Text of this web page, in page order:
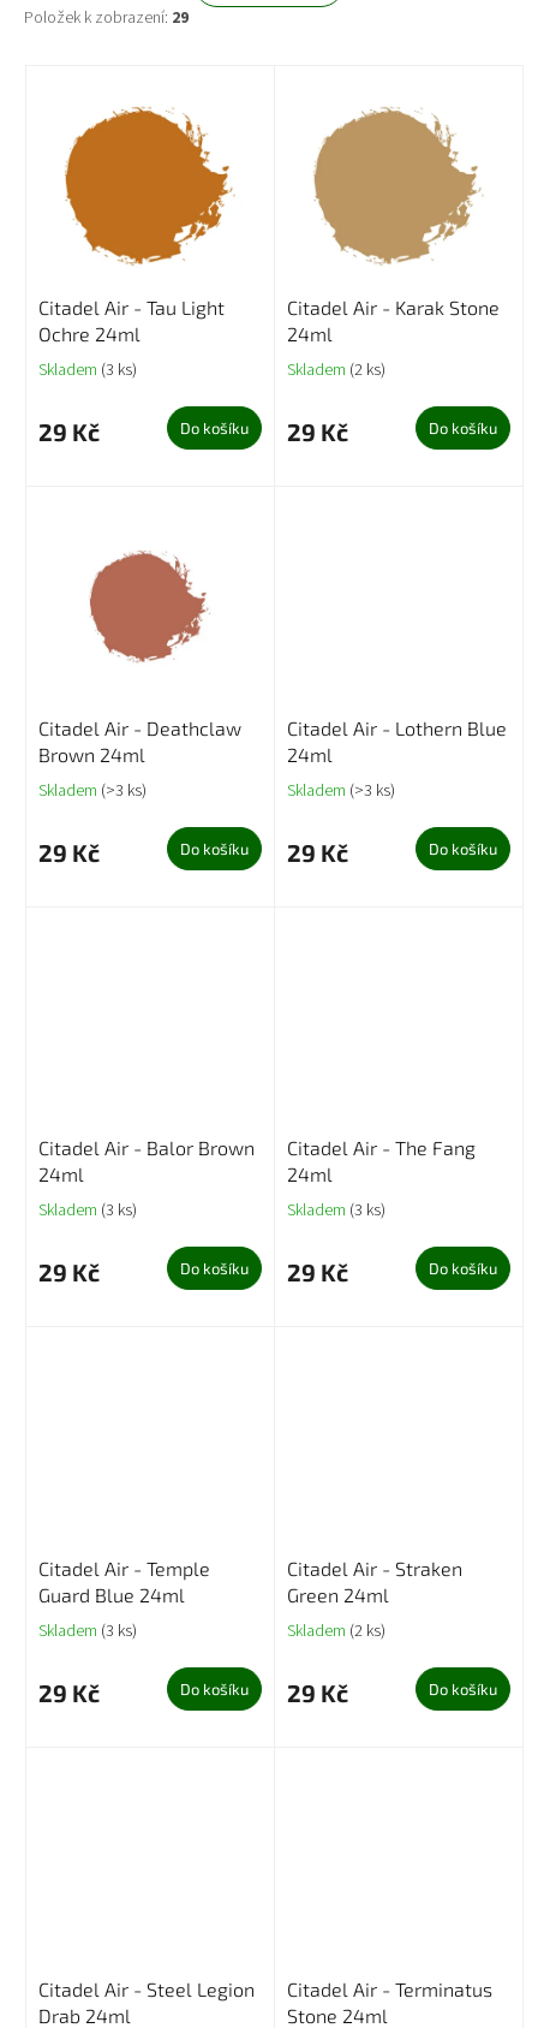
Položek k zobrazení: 29
Citadel Air - Tau Light
Ochre 24ml
Skladem (3 ks)
29 Kč Do košíku
Citadel Air - Karak Stone
24ml
Skladem (2 ks)
29 Kč Do košíku
Citadel Air - Deathclaw
Brown 24ml
Skladem (>3 ks)
29 Kč Do košíku
Citadel Air - Lothern Blue
24ml
Skladem (>3 ks)
29 Kč Do košíku
Citadel Air - Balor Brown
24ml
Skladem (3 ks)
29 Kč Do košíku
Citadel Air - The Fang
24ml
Skladem (3 ks)
29 Kč Do košíku
Citadel Air - Temple
Guard Blue 24ml
Skladem (3 ks)
29 Kč Do košíku
Citadel Air - Straken
Green 24ml
Skladem (2 ks)
29 Kč Do košíku
Citadel Air - Steel Legion
Drab 24ml
Citadel Air - Terminatus
Stone 24ml